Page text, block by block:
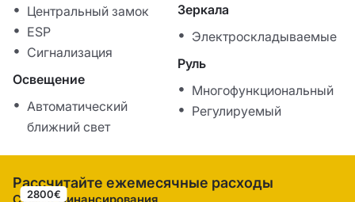
Центральный замок
ESP
Сигнализация
Освещение
Автоматический
ближний свет
Зеркала
Электроскладываемые
Руль
Многофункциональный
Регулируемый
Рассчитайте ежемесячные расходы
2800€